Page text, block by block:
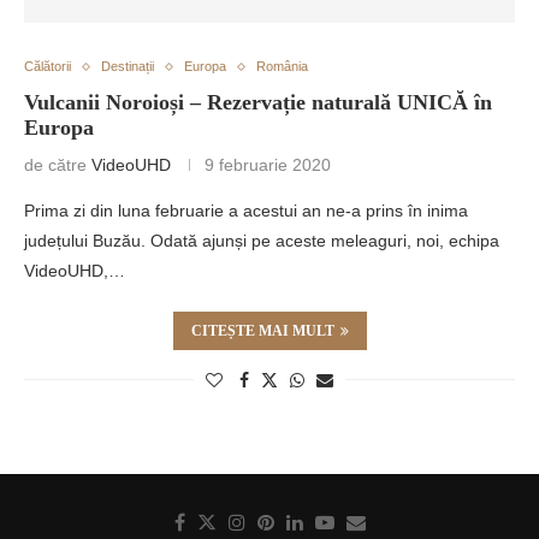
Călătorii Destinații Europa România
Vulcanii Noroioși – Rezervație naturală UNICĂ în
Europa
de către VideoUHD 9 februarie 2020
Prima zi din luna februarie a acestui an ne-a prins în inima
județului Buzău. Odată ajunși pe aceste meleaguri, noi, echipa
VideoUHD,…
CITEȘTE MAI MULT